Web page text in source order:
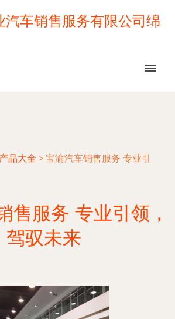
汽车销售服务有限公司绵
产品大全 > 宝渝汽车销售服务 专业引
售服务 专业引领，
驾驭未来